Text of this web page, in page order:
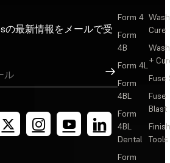
の最新情報をメールで受
サインアップ
Form 4
Form
4B
Form 4L
Form
4BL
Form
4BL
Dental
Form
Cure
+
Fuse
Fuse
Blast
Tools